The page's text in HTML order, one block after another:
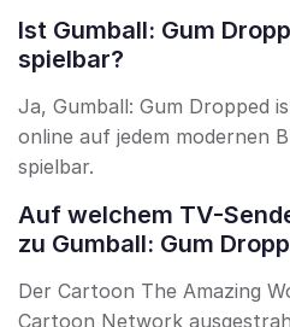
Ist Gumball: Gum
spielbar?
Ja, Gumball: Gum Dropped
online auf jedem modernen
spielbar.
Auf welchem TV-
zu Gumball: Gum
Der Cartoon The Amazing
Cartoon Network